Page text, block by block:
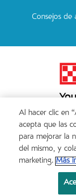
CAT
Consejos de
Menu Footer
All Nestlé Purina trademarks
Políticas
Al hacer clic en
acepta que las
para mejorar la
del mismo, y
marketing. Más